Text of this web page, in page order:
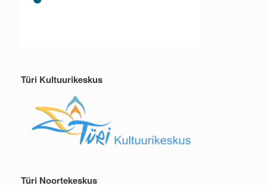
Türi Kultuurikeskus
Türi Noortekeskus